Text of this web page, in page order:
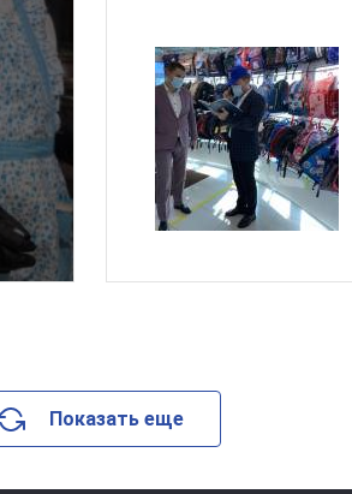
Показать еще